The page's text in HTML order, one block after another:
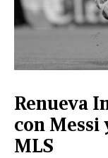
Renueva
con Messi
MLS